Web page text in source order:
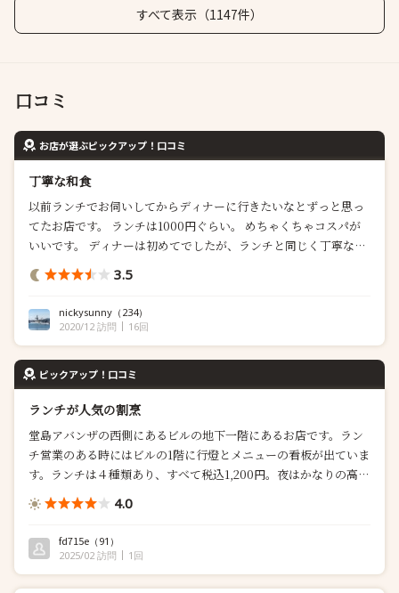
すべて表示（1147件）
口コミ
お店が選ぶピックアップ！口コミ
丁寧な和食
以前ランチでお伺いしてからディナーに行きたいなとずっと思っ
てたお店です。 ランチは1000円ぐらい。 めちゃくちゃコスパが
いいです。 ディナーは初めてでしたが、ランチと同じく丁寧な和
食という感じでした。 お肉やほうれん草のソテーにバターなど工
夫がありましたが どちらかというと和食に徹して欲しいなぁと個
いです。 最...
3.5
nickysunny （234）
2020/12 訪問
16回
ピックアップ！口コミ
ランチが人気の割烹
堂島アバンザの西側にあるビルの地下一階にあるお店です。ラン
チ営業のある時にはビルの1階に行燈とメニューの看板が出ていま
す。ランチは４種類あり、すべて税込1,200円。夜はかなりの高額
なお店なので、リーズナブルと考えても良いかもしれません。平
日の12時頃に訪問。店内には空席がありますが、どんどん来店
4.0
fd715e （91）
2025/02 訪問
1回